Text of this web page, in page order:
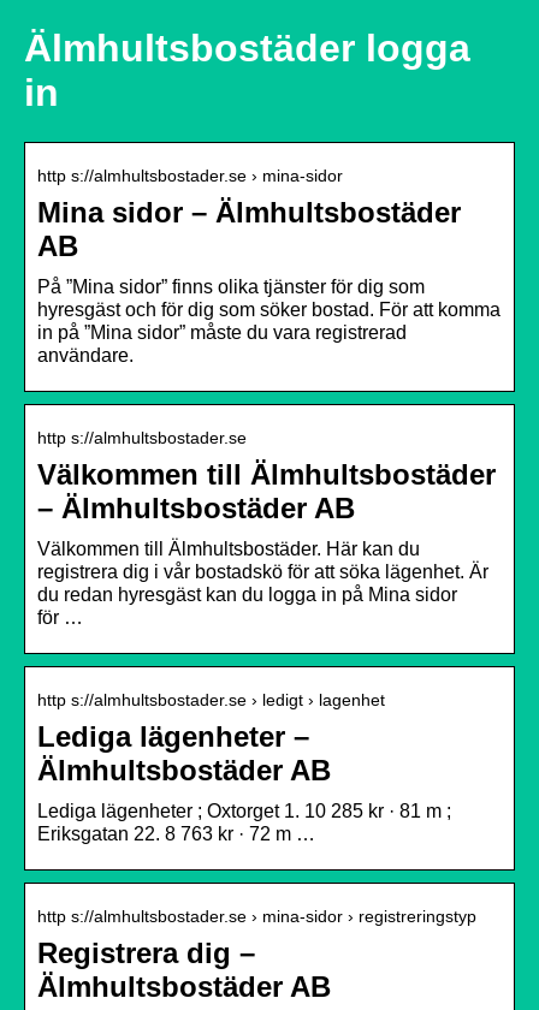
Älmhultsbostäder logga
in
http s://almhultsbostader.se › mina-sidor
Mina sidor – Älmhultsbostäder
AB
På ”Mina sidor” finns olika tjänster för dig som
hyresgäst och för dig som söker bostad. För att komma
in på ”Mina sidor” måste du vara registrerad
användare.
http s://almhultsbostader.se
Välkommen till Älmhultsbostäder
– Älmhultsbostäder AB
Välkommen till Älmhultsbostäder. Här kan du
registrera dig i vår bostadskö för att söka lägenhet. Är
du redan hyresgäst kan du logga in på Mina sidor
för …
http s://almhultsbostader.se › ledigt › lagenhet
Lediga lägenheter –
Älmhultsbostäder AB
Lediga lägenheter ; Oxtorget 1. 10 285 kr · 81 m ;
Eriksgatan 22. 8 763 kr · 72 m …
http s://almhultsbostader.se › mina-sidor › registreringstyp
Registrera dig –
Älmhultsbostäder AB